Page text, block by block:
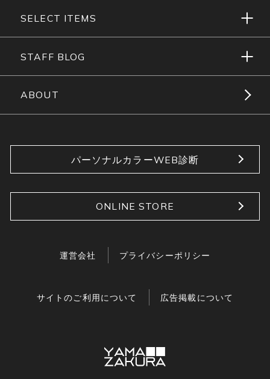
SELECT ITEMS
STAFF BLOG
ABOUT
パーソナルカラーWEB診断
ONLINE STORE
運営会社 プライバシーポリシー
サイトのご利用について 広告掲載について